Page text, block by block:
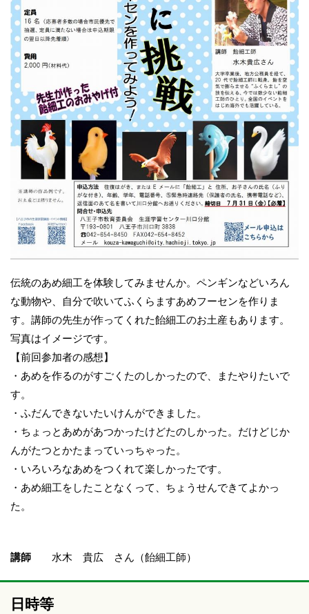
伝統のあめ細工を体験してみませんか。ペンギンなどいろん
な動物や、自分で吹いてふくらますあめフーセンを作りま
す。講師の先生が作ってくれた飴細工のお土産もあります。
写真はイメージです。
【前回参加者の感想】
・あめを作るのがすごくたのしかったので、またやりたいで
す。
・ふだんできないたいけんができました。
・ちょっとあめがあつかったけどたのしかった。だけどじか
んがたつとかたまっていっちゃった。
・いろいろなあめをつくれて楽しかったです。
・あめ細工をしたことなくって、ちょうせんできてよかっ
た。
講師 水木 貴広 さん（飴細工師）
日時等